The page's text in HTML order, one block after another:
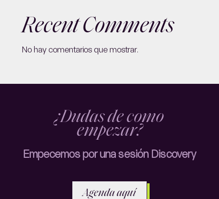
Recent Comments
No hay comentarios que mostrar.
¿Dudas de como
empezar?
Empecemos por una sesión Discovery
Agenda aquí